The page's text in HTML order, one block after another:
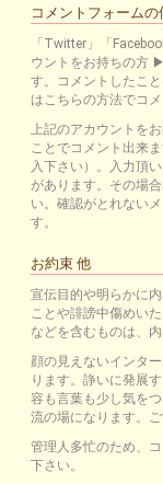
コメントフォームの
「Twitter」「
ウントをお持ちの方
す。コメントしたこ
はこちらの方法でコ
上記のアカウントを
ことでコメント出来
入下さい）。入力頂
があります。その場
い。確認がとれない
す。
お約束 他
宣伝目的や明らかに
ことや誹謗中傷めい
などを含むものは、
顔の見えないインタ
ります。諍いに発展
容も言葉も少し気を
流の場になります。ご
管理人多忙のため、
下さい。